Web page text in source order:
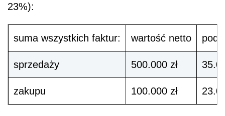
23%):
suma wszystkich faktur: wartość netto
sprzedaży 500.000 zł
zakupu 100.000 zł